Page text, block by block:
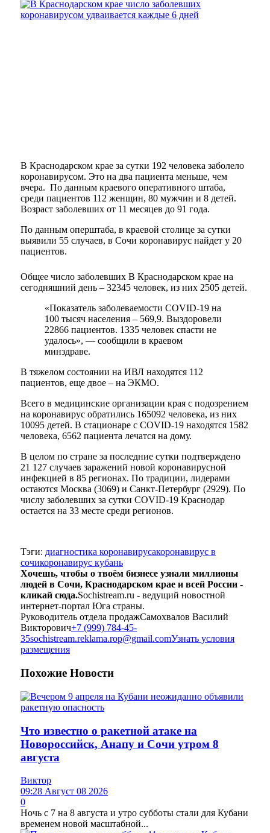
В Краснодарском крае за сутки 192 человека заболело
коронавирусом. Это на два пациента меньше, чем
вчера. По данным краевого оперативного штаба,
среди пациентов 112 женщин, 80 мужчин и 8 детей.
Возраст заболевших от 11 месяцев до 91 года.
По данным оперштаба, в краевой столице за сутки
выявили 55 случаев, в Сочи коронавирус найдет у 20
пациентов.
Общее число заболевших В Краснодарском крае на
сегодняшний день – 32345 человек, из них 2505 детей.
«Показатель заболеваемости COVID-19 на
100 тысяч населения – 569,9. Выздоровели
22866 пациентов. 1335 человек спасти не
удалось», — сообщили в краевом
минздраве.
В тяжелом состоянии на ИВЛ находятся 112
пациентов, еще двое – на ЭКМО.
Всего в медицинские организации края с подозрением
на коронавирус обратились 165092 человека, из них
10095 детей. В стационаре с COVID-19 находятся 1582
человека, 6562 пациента лечатся на дому.
В целом по стране за последние сутки подтверждено
21 127 случаев заражений новой коронавирусной
инфекцией в 85 регионах. По традиции, лидерами
остаются Москва (3069) и Санкт-Петербург (2929). По
числу заболевших за сутки COVID-19 Краснодар
остается на 33 месте среди регионов.
Тэги: диагностика коронавирусакоронавирус в
сочикоронавирус кубань
Хочешь, чтобы о твоём бизнесе узнали миллионы
людей в Сочи, Краснодарском крае и всей России -
кликай сюда.Sochistream.ru - ведущий новостной
интернет-портал Юга страны.
Руководитель отдела продажСамохвалов Василий
Викторович+7 (999) 784-45-
35sochistream.reklama.rop@gmail.comУзнать условия
размещения
Похожие Новости
Что известно о ракетной атаке на
Новороссийск, Анапу и Сочи утром 8
августа
Виктор
09:28 Август 08 2026
0
Ночь с 7 на 8 августа и утро субботы стали для Кубани
временем новой масштабной...